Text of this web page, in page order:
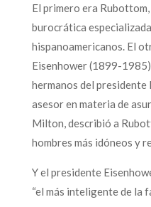
El primero era
burocrática
hispanoamericanos. El
Eisenhower (1899-
hermanos del
asesor en materia de
Milton, describió a
hombres más idóneos y
Y el presidente
“el más inteligente de la